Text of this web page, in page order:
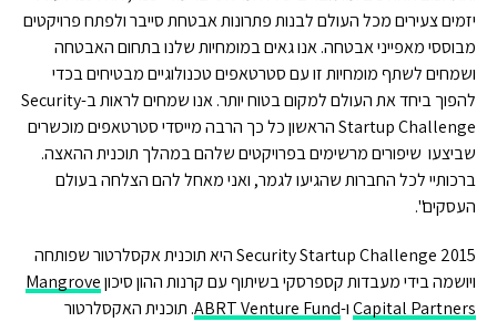
יזמים צעירים מכל העולם לבנות פתרונות אבטחת סייבר ולפתח פרויקטים
מבוססי מאפייני אבטחה. אנו גאים במומחיות שלנו בתחום האבטחה
ושמחים לשתף מומחיות זו עם סטרטאפים טכנולוגיים מבטיחים בכדי
להפוך ביחד את העולם למקום בטוח יותר. אנו שמחים לראות ב-Security
Startup Challenge הראשון כל כך הרבה מייסדי סטרטאפים מוכשרים
שביצעו שיפורים מרשימים בפרויקטים שלהם במהלך תוכנית ההאצה.
ברכותיי לכל החברות שהגיעו לגמר, ואני מאחל להם הצלחה בעולם
העסקים".
Security Startup Challenge 2015 היא תוכנית אקסלרטור שפותחה
ויושמה בידי מעבדות קספרסקי בשיתוף עם קרנות ההון סיכוןMangrove
Capital Partnersו-ABRT Venture Fund. תוכנית האקסלרטור